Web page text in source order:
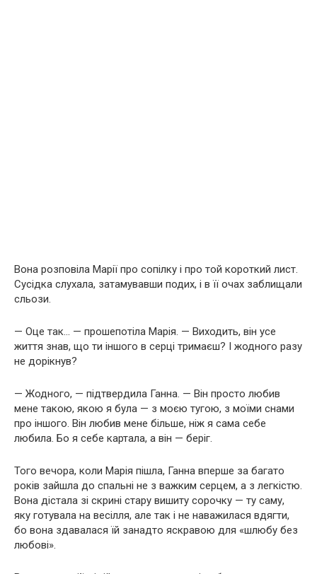
Вона розповіла Марії про сопілку і про той короткий лист.
Сусідка слухала, затамувавши подих, і в її очах заблищали
сльози.
— Оце так… — прошепотіла Марія. — Виходить, він усе
життя знав, що ти іншого в серці тримаєш? І жодного разу
не дорікнув?
— Жодного, — підтвердила Ганна. — Він просто любив
мене такою, якою я була — з моєю тугою, з моїми снами
про іншого. Він любив мене більше, ніж я сама себе
любила. Бо я себе картала, а він — беріг.
Того вечора, коли Марія пішла, Ганна вперше за багато
років зайшла до спальні не з важким серцем, а з легкістю.
Вона дістала зі скрині стару вишиту сорочку — ту саму,
яку готувала на весілля, але так і не наважилася вдягти,
бо вона здавалася їй занадто яскравою для «шлюбу без
любові».